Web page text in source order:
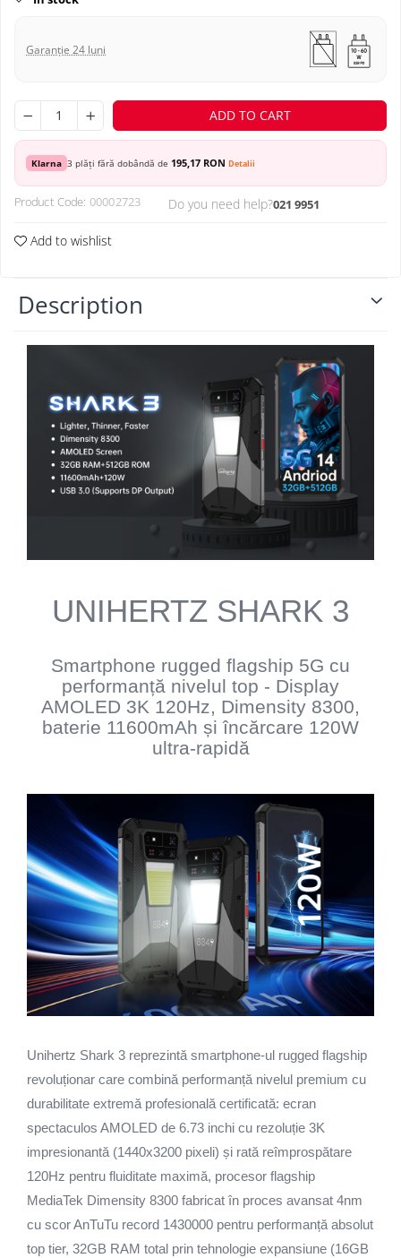
Garanție 24 luni
ADD TO CART
Klarna 3 plăți fără dobândă de 195,17 RON Detalii
Product Code: 00002723 Do you need help?021 9951
Add to wishlist
Description
UNIHERTZ SHARK 3
Smartphone rugged flagship 5G cu
performanță nivelul top - Display
AMOLED 3K 120Hz, Dimensity 8300,
baterie 11600mAh și încărcare 120W
ultra-rapidă
Unihertz Shark 3 reprezintă smartphone-ul rugged flagship
revoluționar care combină performanță nivelul premium cu
durabilitate extremă profesională certificată: ecran
spectaculos AMOLED de 6.73 inchi cu rezoluție 3K
impresionantă (1440x3200 pixeli) și rată reîmprospătare
120Hz pentru fluiditate maximă, procesor flagship
MediaTek Dimensity 8300 fabricat în proces avansat 4nm
cu scor AnTuTu record 1430000 pentru performanță absolut
top tier, 32GB RAM total prin tehnologie expansiune (16GB